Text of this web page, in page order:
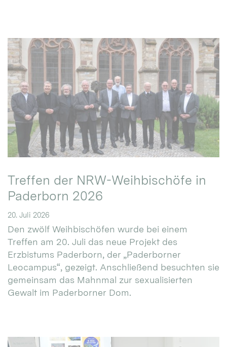
Treffen der NRW-Weihbischöfe in
Paderborn 2026
20. Juli 2026
Den zwölf Weihbischöfen wurde bei einem
Treffen am 20. Juli das neue Projekt des
Erzbistums Paderborn, der „Paderborner
Leocampus“, gezeigt. Anschließend besuchten sie
gemeinsam das Mahnmal zur sexualisierten
Gewalt im Paderborner Dom.